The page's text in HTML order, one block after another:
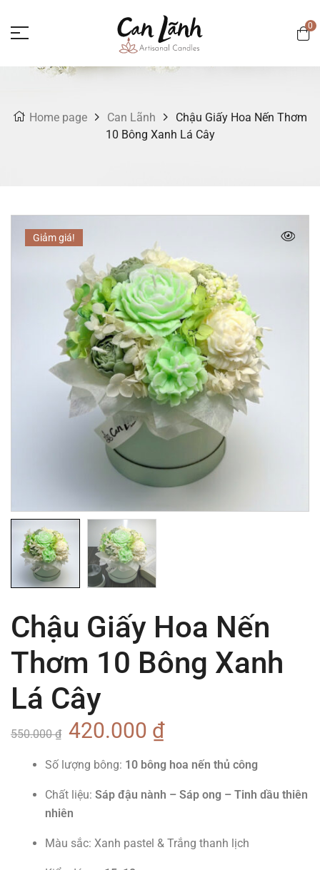
0
Home page Can Lãnh
Chậu Giấy Hoa Nến Thơm
10 Bông Xanh Lá Cây
Giảm giá!
Chậu Giấy Hoa Nến
Thơm 10 Bông Xanh
Lá Cây
550.000₫ 420.000 ₫
Số lượng bông: 10 bông hoa nến thủ công
Chất liệu: Sáp đậu nành – Sáp ong – Tinh dầu thiên
nhiên
Màu sắc: Xanh pastel & Trắng thanh lịch